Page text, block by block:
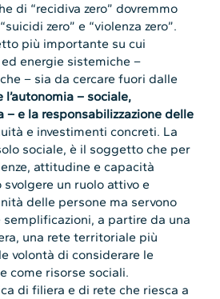
di “recidiva zero” dovremmo
zero” e “violenza zero”.
più importante su cui
energie sistemiche –
– sia da cercare fuori dalle
l’autonomia – sociale,
– e la responsabilizzazione delle
e investimenti concreti. La
sociale, è il soggetto che per
attitudine e capacità
un ruolo attivo e
delle persone ma servono
semplificazioni, a partire da una
una rete territoriale più
volontà di considerare le
come risorse sociali.
di filiera e di rete che riesca a